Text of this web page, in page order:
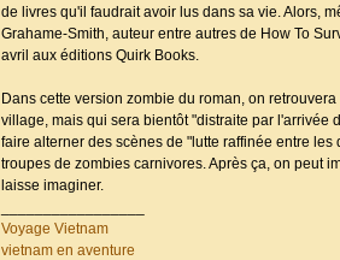
de livres qu'il faudrait avoir lus dans sa vie. Alors,
Grahame-Smith, auteur entre autres de How To
avril aux éditions Quirk Books.
Dans cette version zombie du roman, on
village, mais qui sera bientôt "distraite par l'arrivée
faire alterner des scènes de "lutte raffinée entre
troupes de zombies carnivores. Après ça, on peut
laisse imaginer.
Voyage Vietnam
vietnam en aventure